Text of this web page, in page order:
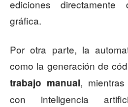
ediciones
gráfica.
Por otra parte, la
como la generación de
trabajo manual,
con inteligencia